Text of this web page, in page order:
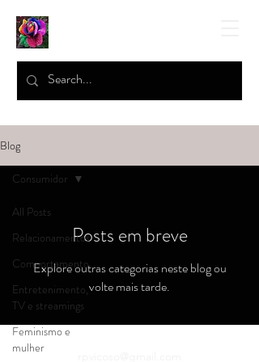
Blog
All Posts
Relacionamentos
Comportamento
Entretenimento,
TV e streamings
Feminismo e
mulher
Consumidor
Posts em breve
Explore outras categorias neste blog ou
volte mais tarde.